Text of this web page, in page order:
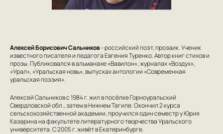
Алексей Борисович Сальников- российский поэт, прозаик. Ученик
известного писателя и педагога Евгения Туренко. Автор книг стихов и
прозы. Публиковался в альманахе «Вавилон», журналах «Воздух»,
«Урал», «Уральская новь», выпусках антологии «Современная
уральская поэзия».
Алексей Сальников с 1984 г. жил в посёлке Горноуральский
Свердловской обл., затем в Нижнем Тагиле. Окончил 2 курса
сельскохозяйственной академии, проучился один семестр у Юрия
Казарина на фа­культете литературного творчества Уральского
университета. С 2005 г. живёт в Екатеринбурге.